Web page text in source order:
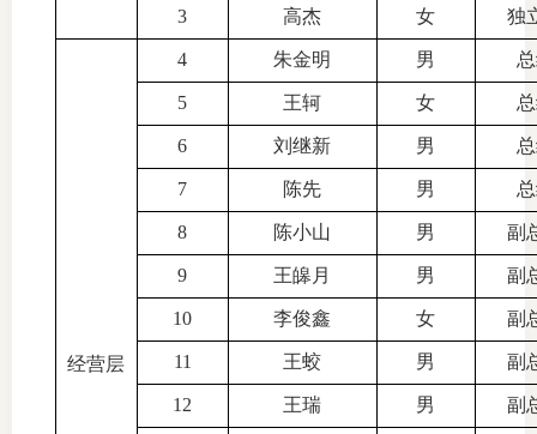
资产管
考试测
资
高
适
郑
中
3
高杰 女 独
经营层
4 朱金明 男
5 王轲 女
6 刘继新 男
7 陈先 男
8 陈小山 男 副
9 王皞月 男 副
10 李俊鑫 女 副
11 王蛟 男 副
12 王瑞 男 副